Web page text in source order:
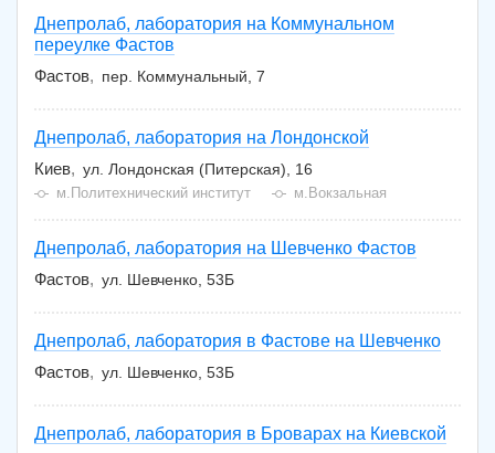
Днепролаб, лаборатория на Коммунальном
переулке Фастов
Фастов
пер. Коммунальный, 7
Днепролаб, лаборатория на Лондонской
Киев
ул. Лондонская (Питерская), 16
м.Политехнический институт м.Вокзальная
Днепролаб, лаборатория на Шевченко Фастов
Фастов
ул. Шевченко, 53Б
Днепролаб, лаборатория в Фастове на Шевченко
Фастов
ул. Шевченко, 53Б
Днепролаб, лаборатория в Броварах на Киевской